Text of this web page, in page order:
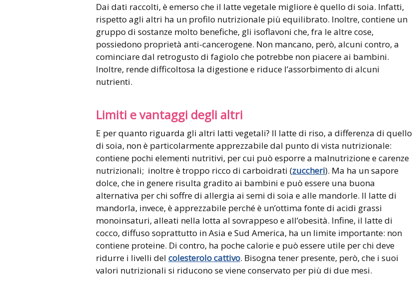
Dai dati raccolti, è emerso che il latte vegetale migliore è quello di soia. Infatti,
rispetto agli altri ha un profilo nutrizionale più equilibrato. Inoltre, contiene un
gruppo di sostanze molto benefiche, gli isoflavoni che, fra le altre cose,
possiedono proprietà anti-cancerogene. Non mancano, però, alcuni contro, a
cominciare dal retrogusto di fagiolo che potrebbe non piacere ai bambini.
Inoltre, rende difficoltosa la digestione e riduce l’assorbimento di alcuni
nutrienti.
Limiti e vantaggi degli altri
E per quanto riguarda gli altri latti vegetali? Il latte di riso, a differenza di quello
di soia, non è particolarmente apprezzabile dal punto di vista nutrizionale:
contiene pochi elementi nutritivi, per cui può esporre a malnutrizione e carenze
nutrizionali; inoltre è troppo ricco di carboidrati (zuccheri). Ma ha un sapore
dolce, che in genere risulta gradito ai bambini e può essere una buona
alternativa per chi soffre di allergia ai semi di soia e alle mandorle. Il latte di
mandorla, invece, è apprezzabile perché è un’ottima fonte di acidi grassi
monoinsaturi, alleati nella lotta al sovrappeso e all’obesità. Infine, il latte di
cocco, diffuso soprattutto in Asia e Sud America, ha un limite importante: non
contiene proteine. Di contro, ha poche calorie e può essere utile per chi deve
ridurre i livelli del colesterolo cattivo. Bisogna tener presente, però, che i suoi
valori nutrizionali si riducono se viene conservato per più di due mesi.